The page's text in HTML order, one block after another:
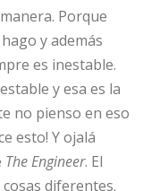
Porque
y además
es inestable.
y esa es la
no pienso en eso
esto! Y ojalá
The Engineer. El
diferentes.